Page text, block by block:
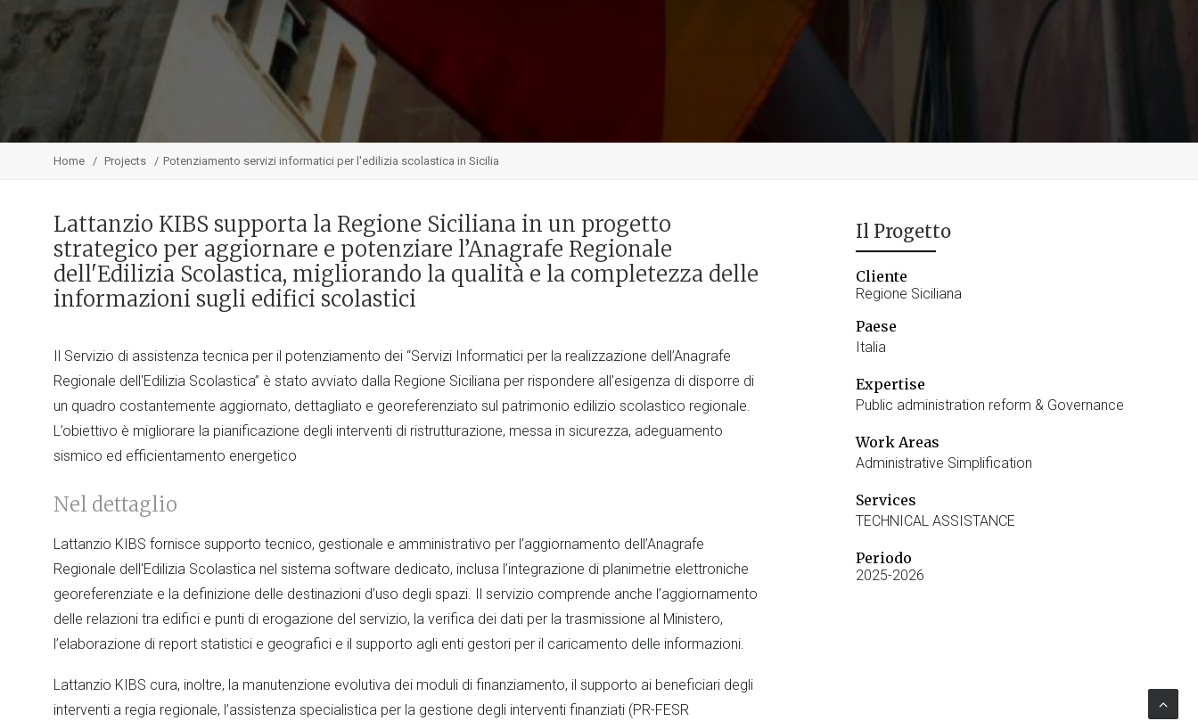
Home Projects Potenziamento servizi informatici per l'edilizia scolastica in Sicilia
Lattanzio KIBS supporta la Regione Siciliana in un progetto
strategico per aggiornare e potenziare l’Anagrafe Regionale
dell'Edilizia Scolastica, migliorando la qualità e la completezza delle
informazioni sugli edifici scolastici
Il Servizio di assistenza tecnica per il potenziamento dei “Servizi Informatici per la realizzazione dell’Anagrafe
Regionale dell'Edilizia Scolastica” è stato avviato dalla Regione Siciliana per rispondere all’esigenza di disporre di
un quadro costantemente aggiornato, dettagliato e georeferenziato sul patrimonio edilizio scolastico regionale.
L’obiettivo è migliorare la pianificazione degli interventi di ristrutturazione, messa in sicurezza, adeguamento
sismico ed efficientamento energetico
Nel dettaglio
Lattanzio KIBS fornisce supporto tecnico, gestionale e amministrativo per l’aggiornamento dell’Anagrafe
Regionale dell'Edilizia Scolastica nel sistema software dedicato, inclusa l’integrazione di planimetrie elettroniche
georeferenziate e la definizione delle destinazioni d’uso degli spazi. Il servizio comprende anche l’aggiornamento
delle relazioni tra edifici e punti di erogazione del servizio, la verifica dei dati per la trasmissione al Ministero,
l’elaborazione di report statistici e geografici e il supporto agli enti gestori per il caricamento delle informazioni.
Lattanzio KIBS cura, inoltre, la manutenzione evolutiva dei moduli di finanziamento, il supporto ai beneficiari degli
interventi a regia regionale, l’assistenza specialistica per la gestione degli interventi finanziati (PR-FESR
Il Progetto
Cliente
Regione Siciliana
Paese
Italia
Expertise
Public administration reform & Governance
Work Areas
Administrative Simplification
Services
TECHNICAL ASSISTANCE
Periodo
2025-2026